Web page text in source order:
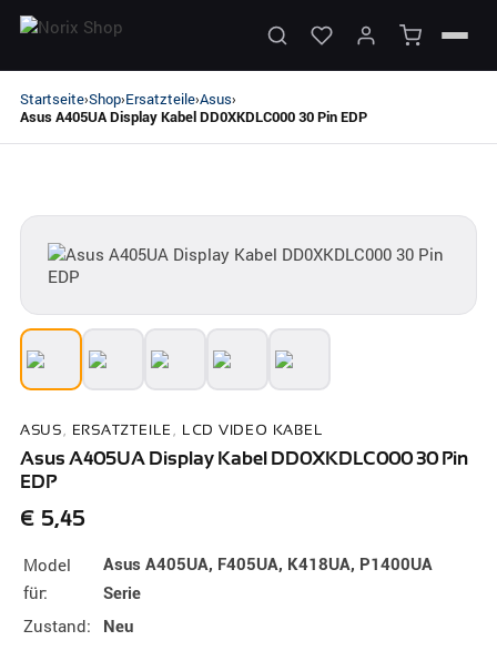
Startseite›Shop›Ersatzteile›Asus›
Asus A405UA Display Kabel DD0XKDLC000 30 Pin EDP
ASUS, ERSATZTEILE , LCD VIDEO KABEL
Asus A405UA Display Kabel DD0XKDLC000 30 Pin
EDP
€ 5,45
Model
für:
Asus A405UA, F405UA, K418UA, P1400UA
Serie
Zustand: Neu